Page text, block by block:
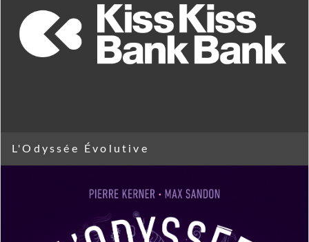
L'Odyssée Évolutive